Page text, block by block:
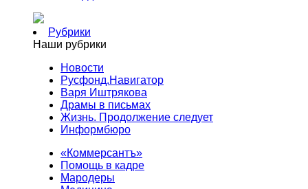
Рубрики
Наши рубрики
Новости
Русфонд.Навигатор
Варя Иштрякова
Драмы в письмах
Жизнь. Продолжение следует
Информбюро
«Коммерсантъ»
Помощь в кадре
Мародеры